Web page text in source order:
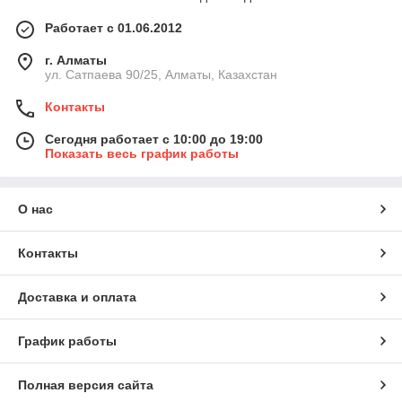
Работает с 01.06.2012
г. Алматы
ул. Сатпаева 90/25, Алматы, Казахстан
Контакты
Сегодня работает с 10:00 до 19:00
Показать весь график работы
О нас
Контакты
Доставка и оплата
График работы
Полная версия сайта